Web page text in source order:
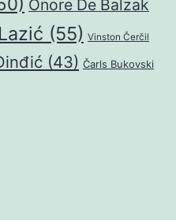
Onore De Balzak
(55) Vinston Čerčil
(43) Čarls Bukovski